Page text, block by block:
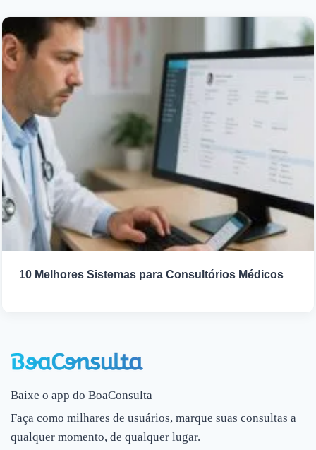
10 Melhores Sistemas para Consultórios Médicos
Baixe o app do BoaConsulta
Faça como milhares de usuários, marque suas consultas a
qualquer momento, de qualquer lugar.